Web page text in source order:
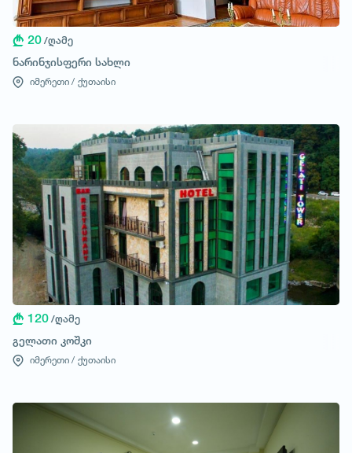
20 /ღამე
ნარინჯისფერი სახლი
იმერეთი / ქუთაისი
120 /ღამე
გელათი კოშკი
იმერეთი / ქუთაისი